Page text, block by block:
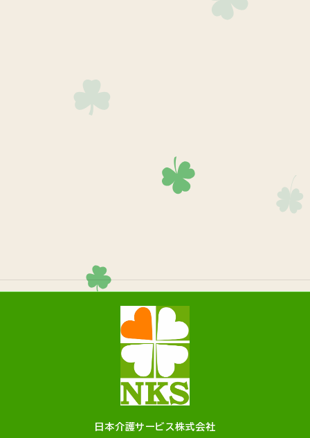
日本介護サービス株式会社